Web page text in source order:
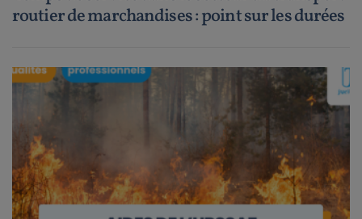
routier de marchandises : point sur les durées